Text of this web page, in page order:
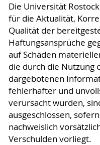
Die Universität
für die Aktualität,
Qualität der
Haftungsansprüche
auf Schäden
die durch die Nutzung
dargebotenen
fehlerhafter und
verursacht wurden,
ausgeschlossen,
nachweislich
Verschulden vorliegt.